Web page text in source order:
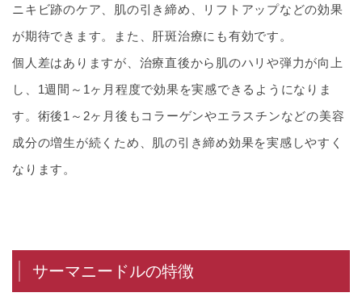
ニキビ跡のケア、肌の引き締め、リフトアップなどの効果
が期待できます。また、肝斑治療にも有効です。
個人差はありますが、治療直後から肌のハリや弾力が向上
し、1週間～1ヶ月程度で効果を実感できるようになりま
す。術後1～2ヶ月後もコラーゲンやエラスチンなどの美容
成分の増生が続くため、肌の引き締め効果を実感しやすく
なります。
サーマニードルの特徴